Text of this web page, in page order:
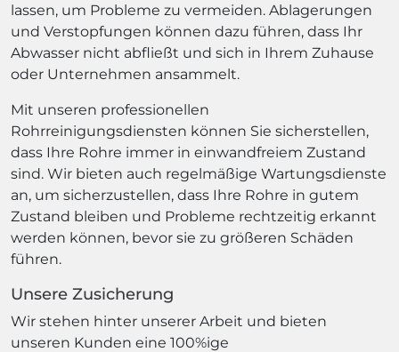
lassen, um Probleme zu vermeiden. Ablagerungen
und Verstopfungen können dazu führen, dass Ihr
Abwasser nicht abfließt und sich in Ihrem Zuhause
oder Unternehmen ansammelt.
Mit unseren professionellen
Rohrreinigungsdiensten können Sie sicherstellen,
dass Ihre Rohre immer in einwandfreiem Zustand
sind. Wir bieten auch regelmäßige Wartungsdienste
an, um sicherzustellen, dass Ihre Rohre in gutem
Zustand bleiben und Probleme rechtzeitig erkannt
werden können, bevor sie zu größeren Schäden
führen.
Unsere Zusicherung
Wir stehen hinter unserer Arbeit und bieten
unseren Kunden eine 100%ige